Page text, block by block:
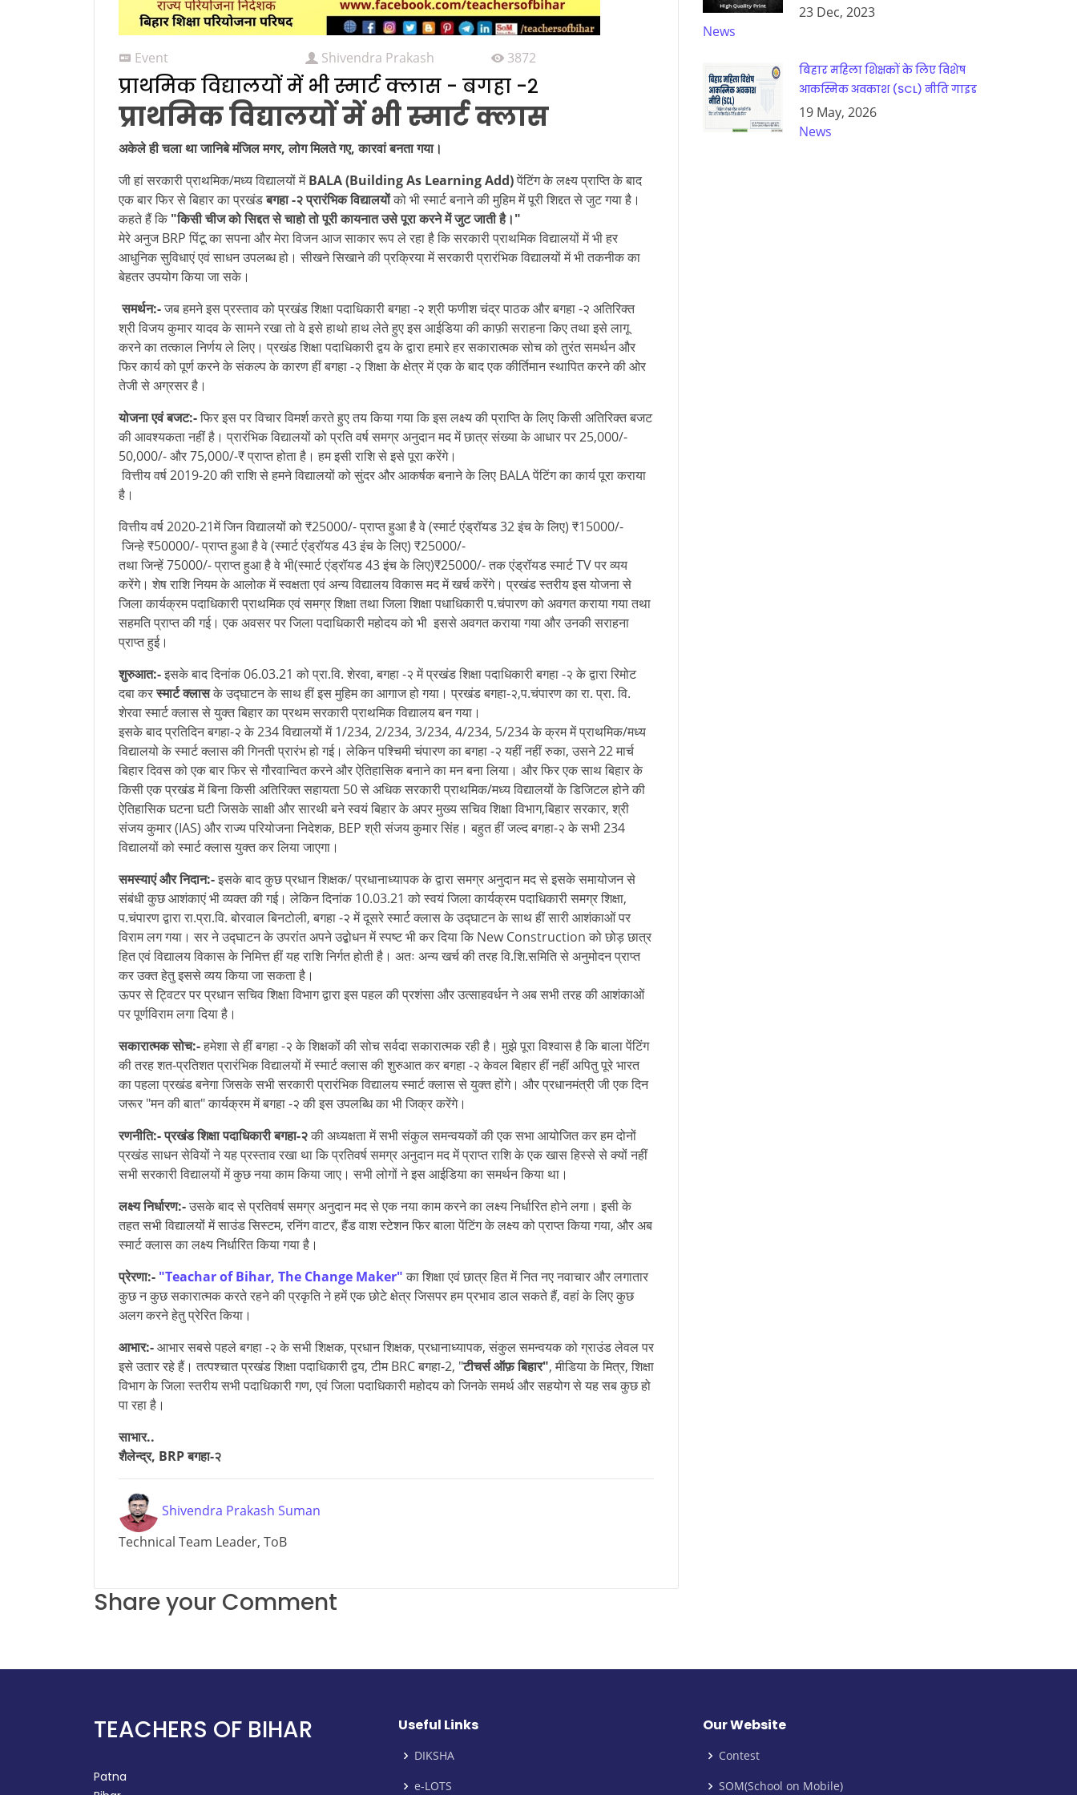
Event Shivendra Prakash 3872
प्राथमिक विद्यालयों में भी स्मार्ट क्लास - बगहा -२
प्राथमिक विद्यालयों में भी स्मार्ट क्लास
अकेले ही चला था जानिबे मंजिल मगर, लोग मिलते गए, कारवां बनता गया।
जी हां सरकारी प्राथमिक/मध्य विद्यालयों मेंBALA (Building As Learning Add)पेंटिंग के लक्ष्य प्राप्ति के बाद
एक बार फिर से बिहार का प्रखंडबगहा -२ प्रारंभिक विद्यालयोंको भी स्मार्ट बनाने की मुहिम में पूरी शिद्दत से जुट गया है।
कहते हैं कि "किसी चीज को सिद्दत से चाहो तो पूरी कायनात उसे पूरा करने में जुट जाती है।"
मेरे अनुज BRP पिंटू का सपना और मेरा विजन आज साकार रूप ले रहा है कि सरकारी प्राथमिक विद्यालयों में भी हर
आधुनिक सुविधाएं एवं साधन उपलब्ध हो। सीखने सिखाने की प्रक्रिया में सरकारी प्रारंभिक विद्यालयों में भी तकनीक का
बेहतर उपयोग किया जा सके।
समर्थन:-जब हमने इस प्रस्ताव को प्रखंड शिक्षा पदाधिकारी बगहा -२ श्री फणीश चंद्र पाठक और बगहा -२ अतिरिक्त
श्री विजय कुमार यादव के सामने रखा तो वे इसे हाथो हाथ लेते हुए इस आईडिया की काफ़ी सराहना किए तथा इसे लागू
करने का तत्काल निर्णय ले लिए। प्रखंड शिक्षा पदाधिकारी द्वय के द्वारा हमारे हर सकारात्मक सोच को तुरंत समर्थन और
फिर कार्य को पूर्ण करने के संकल्प के कारण हीं बगहा -२ शिक्षा के क्षेत्र में एक के बाद एक कीर्तिमान स्थापित करने की ओर
तेजी से अग्रसर है।
योजना एवं बजट:-फिर इस पर विचार विमर्श करते हुए तय किया गया कि इस लक्ष्य की प्राप्ति के लिए किसी अतिरिक्त बजट
की आवश्यकता नहीं है। प्रारंभिक विद्यालयों को प्रति वर्ष समग्र अनुदान मद में छात्र संख्या के आधार पर 25,000/-
50,000/- और 75,000/-₹ प्राप्त होता है। हम इसी राशि से इसे पूरा करेंगे।
वित्तीय वर्ष 2019-20 की राशि से हमने विद्यालयों को सुंदर और आकर्षक बनाने के लिए BALA पेंटिंग का कार्य पूरा कराया
है।
वित्तीय वर्ष 2020-21में जिन विद्यालयों को ₹25000/- प्राप्त हुआ है वे (स्मार्ट एंड्रॉयड 32 इंच के लिए) ₹15000/-
जिन्हे ₹50000/- प्राप्त हुआ है वे (स्मार्ट एंड्रॉयड 43 इंच के लिए) ₹25000/-
तथा जिन्हें 75000/- प्राप्त हुआ है वे भी(स्मार्ट एंड्रॉयड 43 इंच के लिए)₹25000/- तक एंड्रॉयड स्मार्ट TV पर व्यय
करेंगे। शेष राशि नियम के आलोक में स्वक्षता एवं अन्य विद्यालय विकास मद में खर्च करेंगे। प्रखंड स्तरीय इस योजना से
जिला कार्यक्रम पदाधिकारी प्राथमिक एवं समग्र शिक्षा तथा जिला शिक्षा पधाधिकारी प.चंपारण को अवगत कराया गया तथा
सहमति प्राप्त की गई। एक अवसर पर जिला पदाधिकारी महोदय को भी इससे अवगत कराया गया और उनकी सराहना
प्राप्त हुई।
शुरुआत:-इसके बाद दिनांक 06.03.21 को प्रा.वि. शेरवा, बगहा -२ में प्रखंड शिक्षा पदाधिकारी बगहा -२ के द्वारा रिमोट
दबा करस्मार्ट क्लासके उद्घाटन के साथ हीं इस मुहिम का आगाज हो गया। प्रखंड बगहा-२,प.चंपारण का रा. प्रा. वि.
शेरवा स्मार्ट क्लास से युक्त बिहार का प्रथम सरकारी प्राथमिक विद्यालय बन गया।
इसके बाद प्रतिदिन बगहा-२ के 234 विद्यालयों में 1/234, 2/234, 3/234, 4/234, 5/234 के क्रम में प्राथमिक/मध्य
विद्यालयो के स्मार्ट क्लास की गिनती प्रारंभ हो गई। लेकिन पश्चिमी चंपारण का बगहा -२ यहीं नहीं रुका, उसने 22 मार्च
बिहार दिवस को एक बार फिर से गौरवान्वित करने और ऐतिहासिक बनाने का मन बना लिया। और फिर एक साथ बिहार के
किसी एक प्रखंड में बिना किसी अतिरिक्त सहायता 50 से अधिक सरकारी प्राथमिक/मध्य विद्यालयों के डिजिटल होने की
ऐतिहासिक घटना घटी जिसके साक्षी और सारथी बने स्वयं बिहार के अपर मुख्य सचिव शिक्षा विभाग,बिहार सरकार, श्री
संजय कुमार (IAS) और राज्य परियोजना निदेशक, BEP श्री संजय कुमार सिंह। बहुत हीं जल्द बगहा-२ के सभी 234
विद्यालयों को स्मार्ट क्लास युक्त कर लिया जाएगा।
समस्याएं और निदान:-इसके बाद कुछ प्रधान शिक्षक/ प्रधानाध्यापक के द्वारा समग्र अनुदान मद से इसके समायोजन से
संबंधी कुछ आशंकाएं भी व्यक्त की गई। लेकिन दिनांक 10.03.21 को स्वयं जिला कार्यक्रम पदाधिकारी समग्र शिक्षा,
प.चंपारण द्वारा रा.प्रा.वि. बोरवाल बिनटोली, बगहा -२ में दूसरे स्मार्ट क्लास के उद्घाटन के साथ हीं सारी आशंकाओं पर
विराम लग गया। सर ने उद्घाटन के उपरांत अपने उद्बोधन में स्पष्ट भी कर दिया कि New Construction को छोड़ छात्र
हित एवं विद्यालय विकास के निमित्त हीं यह राशि निर्गत होती है। अतः अन्य खर्च की तरह वि.शि.समिति से अनुमोदन प्राप्त
कर उक्त हेतु इससे व्यय किया जा सकता है।
ऊपर से ट्विटर पर प्रधान सचिव शिक्षा विभाग द्वारा इस पहल की प्रशंसा और उत्साहवर्धन ने अब सभी तरह की आशंकाओं
पर पूर्णविराम लगा दिया है।
सकारात्मक सोच:-हमेशा से हीं बगहा -२ के शिक्षकों की सोच सर्वदा सकारात्मक रही है। मुझे पूरा विश्वास है कि बाला पेंटिंग
की तरह शत-प्रतिशत प्रारंभिक विद्यालयों में स्मार्ट क्लास की शुरुआत कर बगहा -२ केवल बिहार हीं नहीं अपितु पूरे भारत
का पहला प्रखंड बनेगा जिसके सभी सरकारी प्रारंभिक विद्यालय स्मार्ट क्लास से युक्त होंगे। और प्रधानमंत्री जी एक दिन
जरूर "मन की बात" कार्यक्रम में बगहा -२ की इस उपलब्धि का भी जिक्र करेंगे।
रणनीति:-प्रखंड शिक्षा पदाधिकारी बगहा-२की अध्यक्षता में सभी संकुल समन्वयकों की एक सभा आयोजित कर हम दोनों
प्रखंड साधन सेवियों ने यह प्रस्ताव रखा था कि प्रतिवर्ष समग्र अनुदान मद में प्राप्त राशि के एक खास हिस्से से क्यों नहीं
सभी सरकारी विद्यालयों में कुछ नया काम किया जाए। सभी लोगों ने इस आईडिया का समर्थन किया था।
लक्ष्य निर्धारण:-उसके बाद से प्रतिवर्ष समग्र अनुदान मद से एक नया काम करने का लक्ष्य निर्धारित होने लगा। इसी के
तहत सभी विद्यालयोंं में साउंड सिस्टम, रनिंग वाटर, हैंड वाश स्टेशन फिर बाला पेंटिंग के लक्ष्य को प्राप्त किया गया, और अब
स्मार्ट क्लास का लक्ष्य निर्धारित किया गया है।
प्रेरणा:- "Teachar of Bihar, The Change Maker"का शिक्षा एवं छात्र हित में नित नए नवाचार और लगातार
कुछ न कुछ सकारात्मक करते रहने की प्रकृति ने हमें एक छोटे क्षेत्र जिसपर हम प्रभाव डाल सकते हैं, वहां के लिए कुछ
अलग करने हेतु प्रेरित किया।
आभार:-आभार सबसे पहले बगहा -२ के सभी शिक्षक, प्रधान शिक्षक, प्रधानाध्यापक, संकुल समन्वयक को ग्राउंड लेवल पर
इसे उतार रहे हैं। तत्पश्चात प्रखंड शिक्षा पदाधिकारी द्वय, टीम BRC बगहा-2, "टीचर्स ऑफ़ बिहार", मीडिया के मित्र, शिक्षा
विभाग के जिला स्तरीय सभी पदाधिकारी गण, एवं जिला पदाधिकारी महोदय को जिनके समर्थ और सहयोग से यह सब कुछ हो
पा रहा है।
साभार..
शैलेन्द्र, BRP बगहा-२
Shivendra Prakash Suman
Technical Team Leader, ToB
23 Dec, 2023
News
बिहार महिला शिक्षकों के लिए विशेष
आकस्मिक अवकाश (SCL) नीति गाइड
19 May, 2026
News
Share your Comment
TEACHERS OF BIHAR
Patna
Useful Links
DIKSHA
e-LOTS
Our Website
Contest
SOM(School on Mobile)